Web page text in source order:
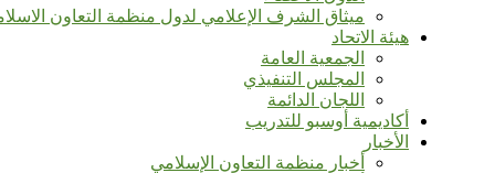
ميثاق الشرف الإعلامي لدول منظمة التعاون
هيئة الاتحاد
الجمعية العامة
المجلس التنفيذي
اللجان الدائمة
أكاديمية أوسبو للتدريب
الأخبار
أخبار منظمة التعاون الإسلامي